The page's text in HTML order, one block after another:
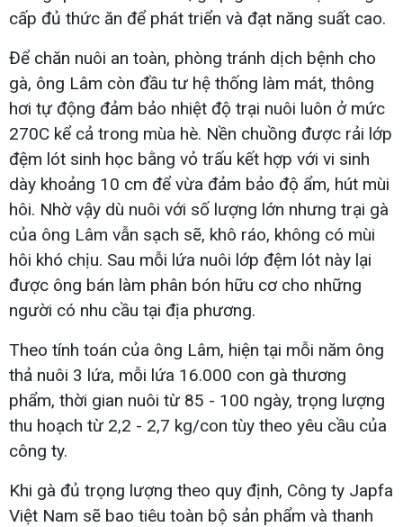
cấp đủ thức ăn để phát triển và đạt năng suất cao.
Để chăn nuôi an toàn, phòng tránh dịch bệnh cho
gà, ông Lâm còn đầu tư hệ thống làm mát, thông
hơi tự động đảm bảo nhiệt độ trại nuôi luôn ở mức
270C kể cả trong mùa hè. Nền chuồng được rải lớp
đệm lót sinh học bằng vỏ trấu kết hợp với vi sinh
dày khoảng 10 cm để vừa đảm bảo độ ẩm, hút mùi
hôi. Nhờ vậy dù nuôi với số lượng lớn nhưng trại gà
của ông Lâm vẫn sạch sẽ, khô ráo, không có mùi
hôi khó chịu. Sau mỗi lứa nuôi lớp đệm lót này lại
được ông bán làm phân bón hữu cơ cho những
người có nhu cầu tại địa phương.
Theo tính toán của ông Lâm, hiện tại mỗi năm ông
thả nuôi 3 lứa, mỗi lứa 16.000 con gà thương
phẩm, thời gian nuôi từ 85 - 100 ngày, trọng lượng
thu hoạch từ 2,2 - 2,7 kg/con tùy theo yêu cầu của
công ty.
Khi gà đủ trọng lượng theo quy định, Công ty Japfa
Việt Nam sẽ bao tiêu toàn bộ sản phẩm và thanh